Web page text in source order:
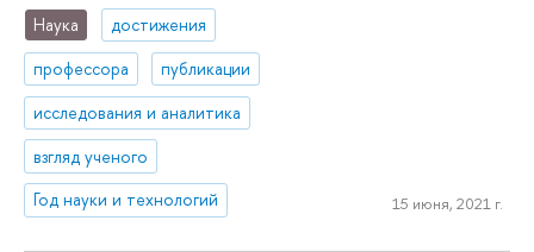
Наука
достижения
профессора
публикации
исследования и аналитика
взгляд ученого
Год науки и технологий
15 июня, 2021 г.